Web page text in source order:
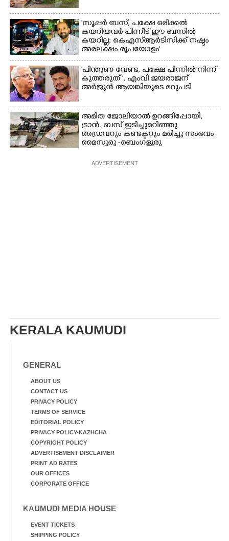
'സൂപ്പർ ബസ്, പക്ഷേ ഒരിക്കൽ
കയറിയവർ പിന്നീട് ഈ ബസിൽ
കയറില്ല; കെഎസ്ആർടിസിക്ക് നഷ്ടം
അരലക്ഷം രൂപയോളം'
"പിന്തുണ വേണ്ട,​ പക്ഷേ പിന്നിൽ നിന്ന്
കുത്തരുത് ", എംവി ജയരാജന്
അർജുൻ ആയങ്കിയുടെ മറുപടി
അമിത ജോലിയാൽ ഉറങ്ങിപ്പോയി,
ട്രാൻ. ബസ് ഇടിച്ചുമറിഞ്ഞു
ഡ്രൈവറും കണ്ടക്ടറും മരിച്ചു സംഭവം
മൈസൂരു -ബെംഗളൂരു
നാലു പേരുടെ നില ഗുരുതരം
ADVERTISEMENT
KERALA KAUMUDI
GENERAL
ABOUT US
CONTACT US
PRIVACY POLICY
TERMS OF SERVICE
EDITORIAL POLICY
PRIVACY POLICY-KAZHCHA
COPYRIGHT POLICY
ADVERTISEMENT DISCLAIMER
PRINT AD RATES
OUR OFFICES
CORPORATE OFFICE
KAUMUDI MEDIA HOUSE
EVENT TICKETS
SHIPPING POLICY